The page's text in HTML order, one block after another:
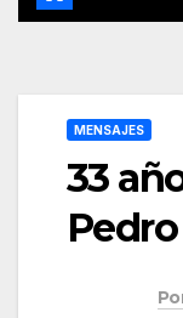
MENSAJES
33